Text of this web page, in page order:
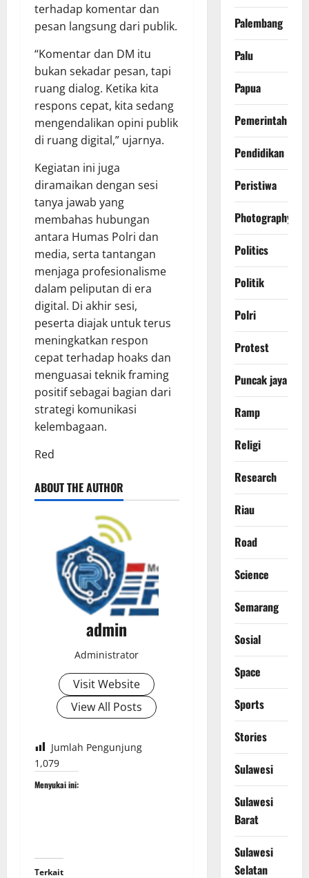
terhadap komentar dan
pesan langsung dari publik.
“Komentar dan DM itu
bukan sekadar pesan, tapi
ruang dialog. Ketika kita
respons cepat, kita sedang
mengendalikan opini publik
di ruang digital,” ujarnya.
Kegiatan ini juga
diramaikan dengan sesi
tanya jawab yang
membahas hubungan
antara Humas Polri dan
media, serta tantangan
menjaga profesionalisme
dalam peliputan di era
digital. Di akhir sesi,
peserta diajak untuk terus
meningkatkan respon
cepat terhadap hoaks dan
menguasai teknik framing
positif sebagai bagian dari
strategi komunikasi
kelembagaan.
Red
ABOUT THE AUTHOR
admin
Administrator
Visit Website
View All Posts
Jumlah Pengunjung
1,079
Menyukai ini:
Terkait
Palembang
Palu
Papua
Pemerintah
Pendidikan
Peristiwa
Photography
Politics
Politik
Polri
Protest
Puncak jaya
Ramp
Religi
Research
Riau
Road
Science
Semarang
Sosial
Space
Sports
Stories
Sulawesi
Sulawesi
Barat
Sulawesi
Selatan